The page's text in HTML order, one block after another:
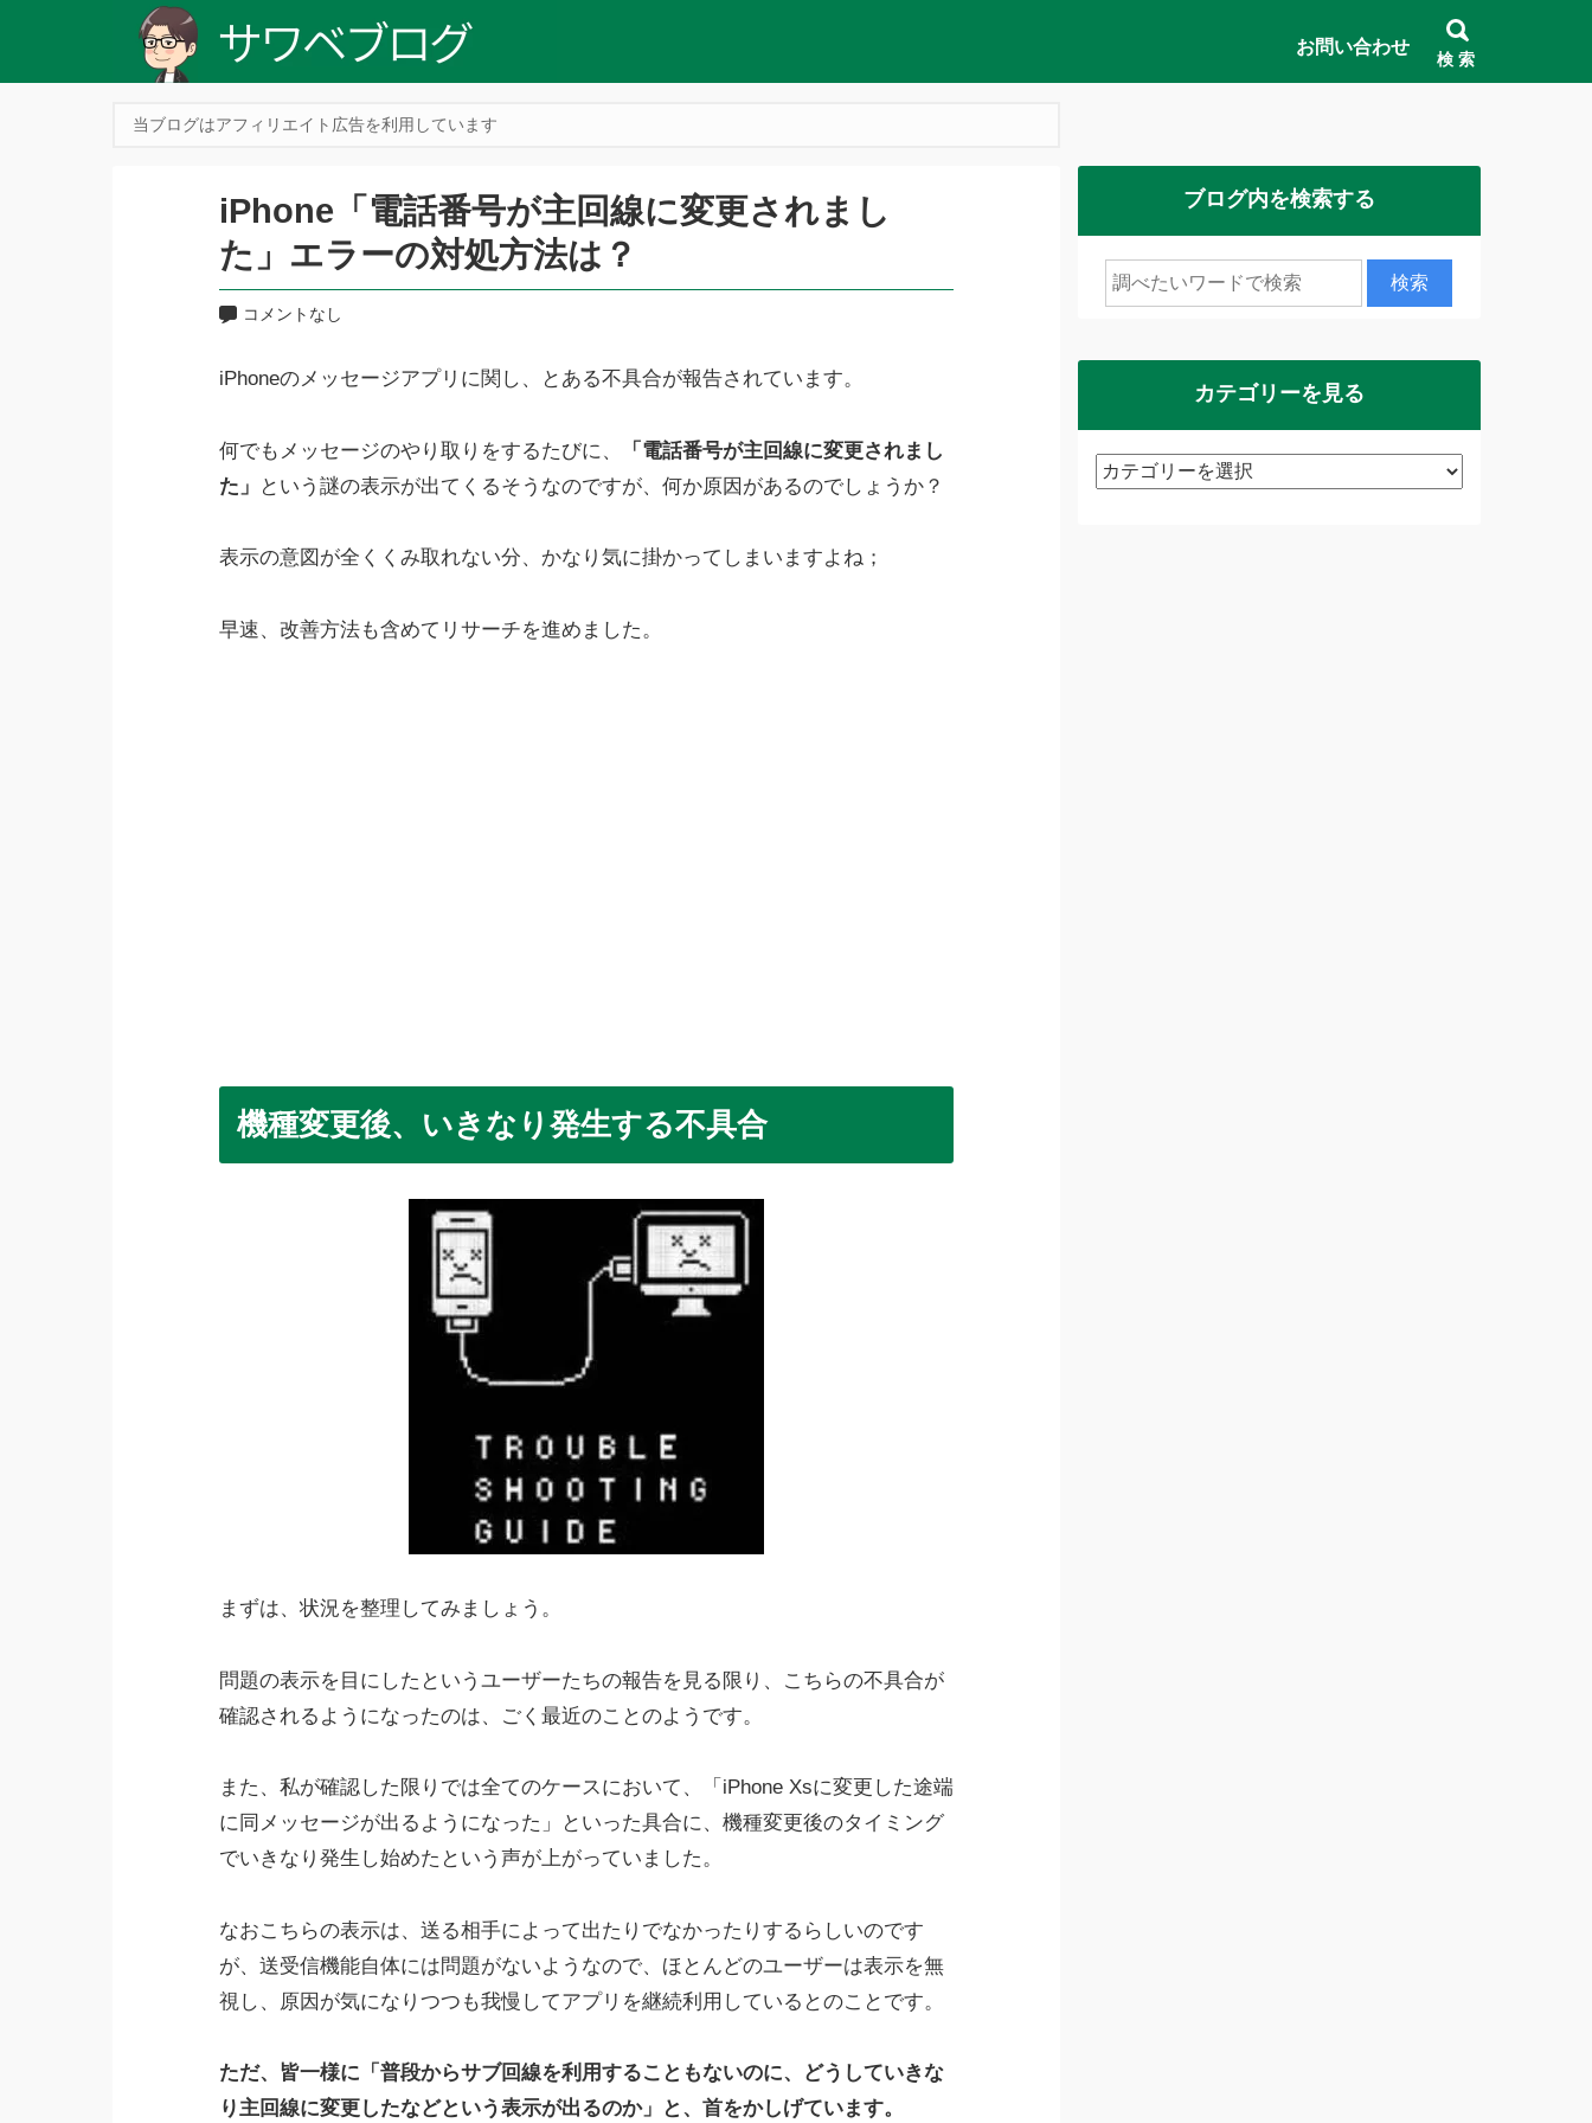
お問い合わせ
検 索
当ブログはアフィリエイト広告を利用しています
iPhone「電話番号が主回線に変更されまし
た」エラーの対処方法は？
コメントなし
iPhoneのメッセージアプリに関し、とある不具合が報告されています。
何でもメッセージのやり取りをするたびに、
「電話番号が主回線に変更されまし
た」
という謎の表示が出てくるそうなのですが、何か原因があるのでしょうか？
表示の意図が全くくみ取れない分、かなり気に掛かってしまいますよね；
早速、改善方法も含めてリサーチを進めました。
機種変更後、いきなり発生する不具合
まずは、状況を整理してみましょう。
問題の表示を目にしたというユーザーたちの報告を見る限り、こちらの不具合が
確認されるようになったのは、ごく最近のことのようです。
また、私が確認した限りでは全てのケースにおいて、「iPhone Xsに変更した途端
に同メッセージが出るようになった」といった具合に、機種変更後のタイミング
でいきなり発生し始めたという声が上がっていました。
なおこちらの表示は、送る相手によって出たりでなかったりするらしいのです
が、送受信機能自体には問題がないようなので、ほとんどのユーザーは表示を無
視し、原因が気になりつつも我慢してアプリを継続利用しているとのことです。
ただ、皆一様に「普段からサブ回線を利用することもないのに、どうしていきな
り主回線に変更したなどという表示が出るのか」と、首をかしげています。
ブログ内を検索する
カテゴリーを見る
カ